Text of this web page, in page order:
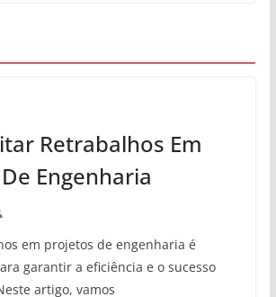
Retrabalhos Em
Engenharia
em projetos de engenharia é
garantir a eficiência e o sucesso
artigo, vamos